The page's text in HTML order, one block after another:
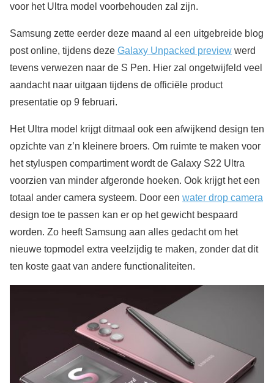
voor het Ultra model voorbehouden zal zijn.
Samsung zette eerder deze maand al een uitgebreide blog
post online, tijdens deze Galaxy Unpacked preview werd
tevens verwezen naar de S Pen. Hier zal ongetwijfeld veel
aandacht naar uitgaan tijdens de officiële product
presentatie op 9 februari.
Het Ultra model krijgt ditmaal ook een afwijkend design ten
opzichte van z’n kleinere broers. Om ruimte te maken voor
het styluspen compartiment wordt de Galaxy S22 Ultra
voorzien van minder afgeronde hoeken. Ook krijgt het een
totaal ander camera systeem. Door een water drop camera
design toe te passen kan er op het gewicht bespaard
worden. Zo heeft Samsung aan alles gedacht om het
nieuwe topmodel extra veelzijdig te maken, zonder dat dit
ten koste gaat van andere functionaliteiten.